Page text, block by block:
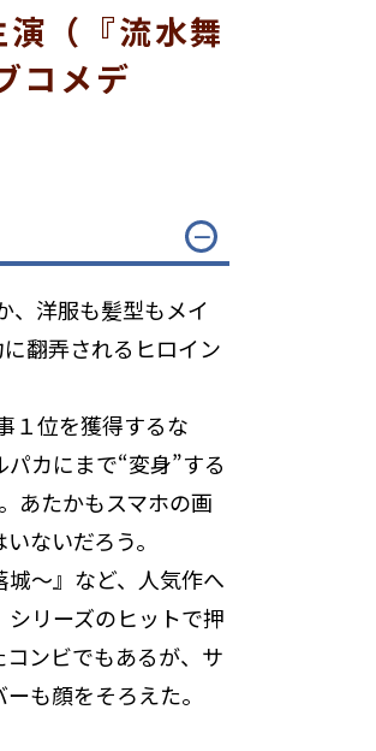
（『流水舞
コメデ
、洋服も髪型もメイ
翻弄されるヒロイン
１位を獲得するな
カにまで“変身”する
あたかもスマホの画
ないだろう。
～』など、人気作へ
リーズのヒットで押
ンビでもあるが、サ
も顔をそろえた。